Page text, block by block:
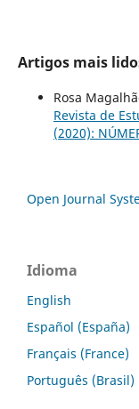
Artigos mais
Rosa
Revista de
(2020):
Open Journal
Idioma
English
Español (España)
Français (France)
Português (Brasil)